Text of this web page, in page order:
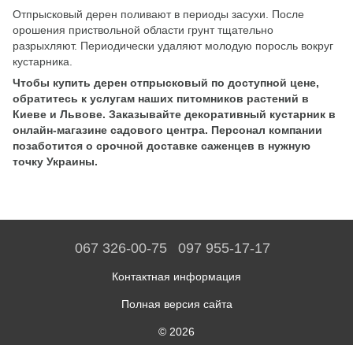
Отпрысковый дерен поливают в периоды засухи. После
орошения приствольной области грунт тщательно
разрыхляют. Периодически удаляют молодую поросль вокруг
кустарника.
Чтобы купить дерен отпрысковый по доступной цене,
обратитесь к услугам наших питомников растений в
Киеве и Львове. Заказывайте декоративный кустарник в
онлайн-магазине садового центра. Персонал компании
позаботится о срочной доставке саженцев в нужную
точку Украины.
067 326-00-75 097 955-17-17
Контактная информация
Полная версия сайта
© 2026